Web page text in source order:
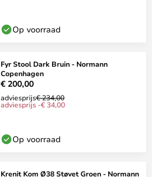
Op voorraad
Fyr Stool Dark Bruin - Normann
Copenhagen
€ 200,00
adviesprijs€ 234,00
adviesprijs -€ 34,00
Op voorraad
Krenit Kom Ø38 Støvet Groen - Normann